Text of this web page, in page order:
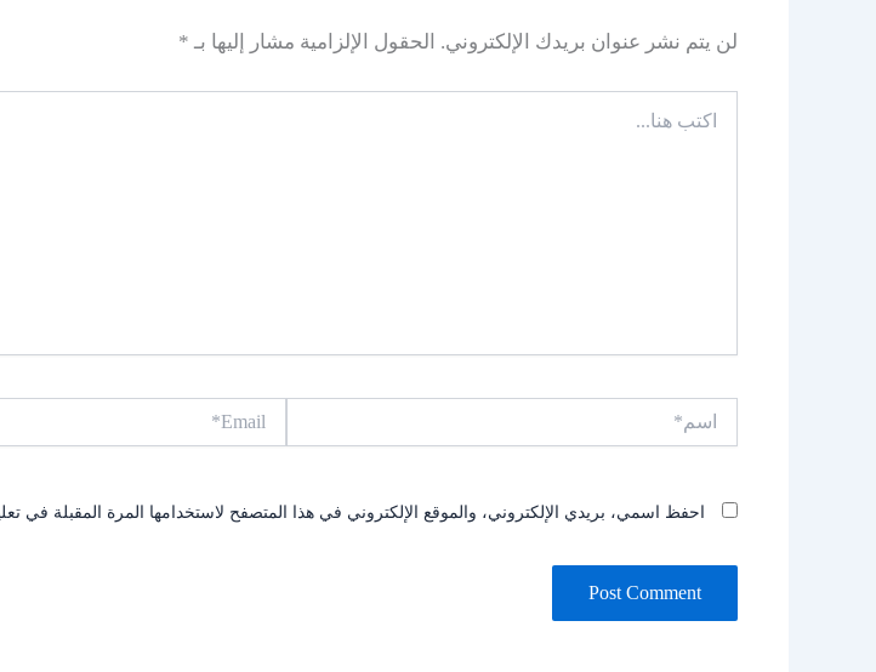
لن يتم نشر عنوان بريدك الإلكتروني. الحقول الإلزامية مشار إليها بـ *
هنا...
احفظ اسمي، بريدي الإلكتروني، والموقع الإلكتروني في هذا المتصفح لاستخدامها المرة المقبلة في